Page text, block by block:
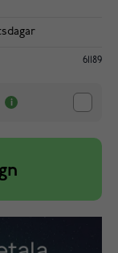
61189